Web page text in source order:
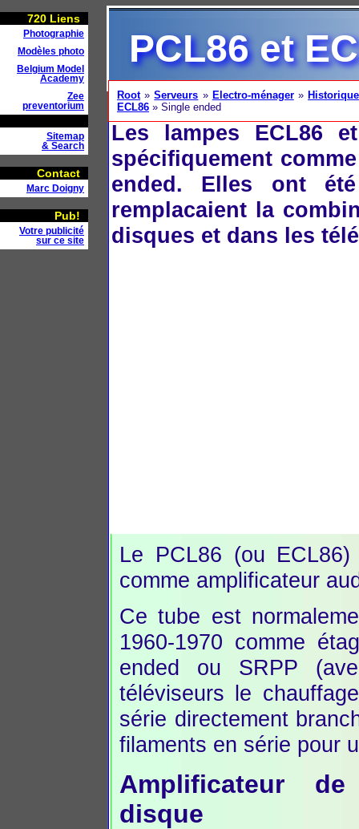
720 Liens
Photographie
Modèles photo
Belgium Model
Academy
Zee
preventorium
Sitemap
& Search
Contact
Marc Doigny
Pub!
Votre publicité
sur ce site
PCL86 et
Root»Serveurs » Electro-ménager» Historique
ECL86 » Single ended
Les lampes ECL86
spécifiquement
ended. Elles ont
remplacaient la
disques et dans les
Le PCL86 (ou
comme amplificateur
Ce tube est
1960-1970 comme
ended ou SRPP
téléviseurs le
série directement
filaments en série pour
Amplificateur
disque